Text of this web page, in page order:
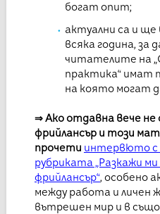
богат опит;
актуални са и
всяка година, за
читателите на
практика“ имат
на която могат
⇒Ако отдавна вече не
фрийлансър и този
прочети интервюто с
рубриката „Разкажи
фрийлансър“, особено
между работа и личен
вътрешен мир и в